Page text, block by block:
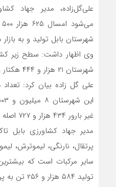
علی‌گل‌زاده، مدیر جهاد
شهرستان بابل تولید و به
وی اظهار داشت: سطح زیر
شهرستان ۲۱ هزار و ۴۴۴ هکتار و غیر بارور ۵۴۸ هکتار است.
علی گل زاده بیان کرد: تعداد
غیر بارور ۴۳۴ هزار و ۷۲۷ اصله است.
مدیر جهاد کشاورزی بابل
پرتقال، نارنگی، لیموترش،
سایر مرکبات است که
تولید ۵۸۴ هزار و ۲۵۶ تن به پرتقال اختصاص دارد.